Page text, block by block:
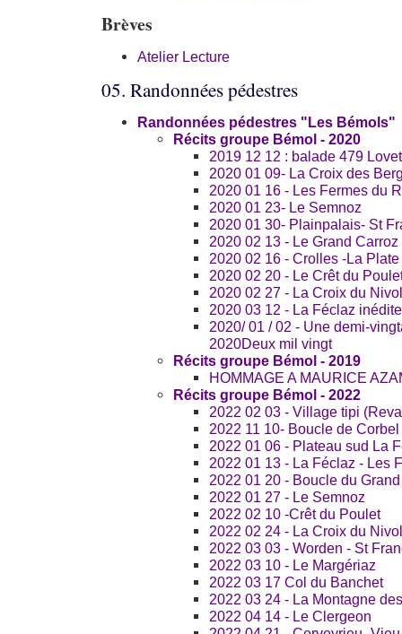
Brèves
Atelier Lecture
05. Randonnées pédestres
Randonnées pédestres "Les Bémols"
Récits groupe Bémol - 2020
2019 12 12 : balade 479
2020 01 09- La Croix des
2020 01 16 - Les Fermes du
2020 01 23- Le Semnoz
2020 01 30- Plainpalais- St
2020 02 13 - Le Grand Carroz
2020 02 16 - Crolles -La Plate
2020 02 20 - Le Crêt du
2020 02 27 - La Croix du
2020 03 12 - La Féclaz inédite
2020/ 01 / 02 - Une demi-
2020Deux mil vingt
Récits groupe Bémol - 2019
HOMMAGE A MAURICE
Récits groupe Bémol - 2022
2022 02 03 - Village tipi
2022 11 10- Boucle de Corbel
2022 01 06 - Plateau sud La
2022 01 13 - La Féclaz - Les
2022 01 20 - Boucle du
2022 01 27 - Le Semnoz
2022 02 10 -Crêt du Poulet
2022 02 24 - La Croix du
2022 03 03 - Worden - St
2022 03 10 - Le Margériaz
2022 03 17 Col du Banchet
2022 03 24 - La Montagne
2022 04 14 - Le Clergeon